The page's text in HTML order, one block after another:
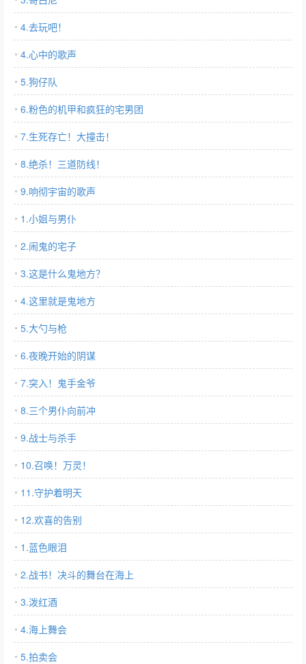
4.去玩吧！
4.心中的歌声
5.狗仔队
6.粉色的机甲和疯狂的宅男团
7.生死存亡！大撞击！
8.绝杀！三道防线！
9.响彻宇宙的歌声
1.小姐与男仆
2.闹鬼的宅子
3.这是什么鬼地方？
4.这里就是鬼地方
5.大勺与枪
6.夜晚开始的阴谋
7.突入！鬼手金爷
8.三个男仆向前冲
9.战士与杀手
10.召唤！万灵！
11.守护着明天
12.欢喜的告别
1.蓝色眼泪
2.战书！决斗的舞台在海上
3.泼红酒
4.海上舞会
5.拍卖会